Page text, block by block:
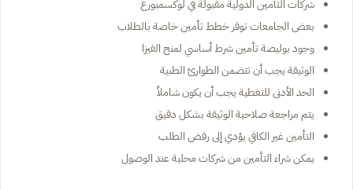
شركات التأمين الدولية مقبولة في لوكسمبورغ
بعض الجامعات توفر خطط تأمين خاصة بالطلاب
وجود بوليصة تأمين شرط أساسي لمنح الفيزا
الوثيقة يجب أن تتضمن الطوارئ الطبية
الحد الأدنى للتغطية يجب أن يكون شاملاً
يتم مراجعة صلاحية الوثيقة بشكل دقيق
التأمين غير الكافي يؤدي إلى رفض الطلب
يمكن شراء التأمين من شركات محلية عند الوصول